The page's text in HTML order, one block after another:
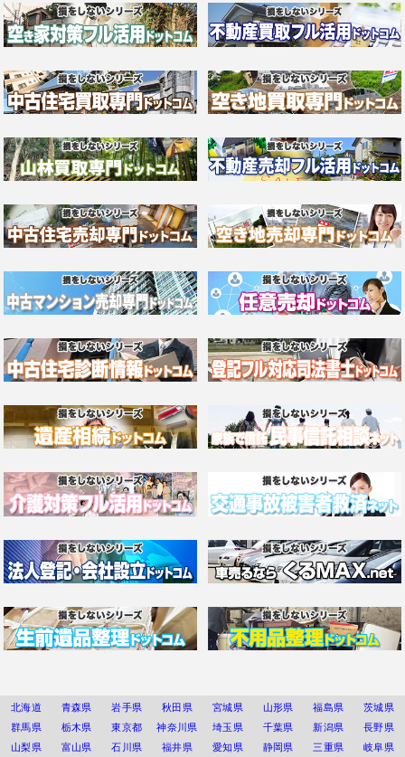
北海道 青森県 岩手県 秋田県 宮城県 山形県 福島県
茨城県
群馬県
栃木県 東京都 神奈川県 埼玉県 千葉県 新潟県
長野県
山梨県
富山県 石川県 福井県 愛知県 静岡県 三重県 岐阜県